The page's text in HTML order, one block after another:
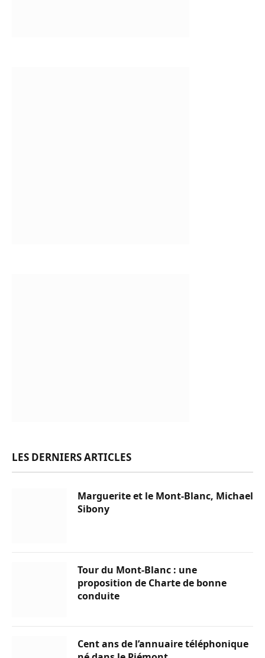
LES DERNIERS ARTICLES
Marguerite et le Mont-Blanc, Michael
Sibony
Tour du Mont-Blanc : une
proposition de Charte de bonne
conduite
Cent ans de l’annuaire téléphonique